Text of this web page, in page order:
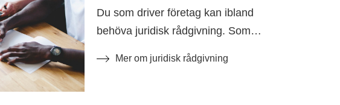
Du som driver företag kan ibland
behöva juridisk rådgivning. Som
upp till två timmars gratis konsultation.
Mer om juridisk rådgivning